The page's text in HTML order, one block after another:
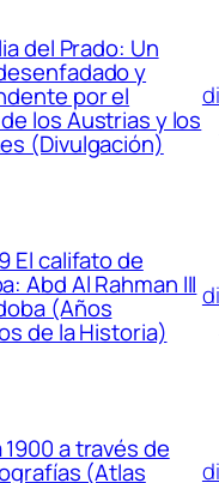
del Prado: Un
y
por el
los Austrias y los
(Divulgación)
El califato de
Abd Al Rahman III
(Años
de la Historia)
1900 a través de
(Atlas